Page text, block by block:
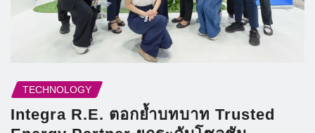
TECHNOLOGY
Integra R.E. ตอกย้ำบทบาท Trusted